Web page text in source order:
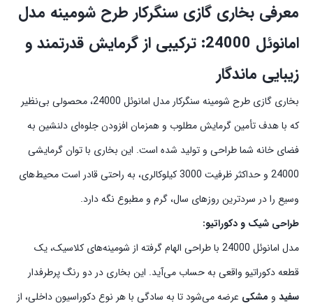
معرفی بخاری گازی سنگرکار طرح شومینه مدل
امانوئل 24000: ترکیبی از گرمایش قدرتمند و
زیبایی ماندگار
بخاری گازی طرح شومینه سنگرکار مدل امانوئل 24000، محصولی بی‌نظیر
که با هدف تأمین گرمایش مطلوب و همزمان افزودن جلوه‌ای دلنشین به
فضای خانه شما طراحی و تولید شده است. این بخاری با توان گرمایشی
24000 و حداکثر ظرفیت 3000 کیلوکالری، به راحتی قادر است محیط‌های
وسیع را در سردترین روزهای سال، گرم و مطبوع نگه دارد.
طراحی شیک و دکوراتیو:
مدل امانوئل 24000 با طراحی الهام گرفته از شومینه‌های کلاسیک، یک
قطعه دکوراتیو واقعی به حساب می‌آید. این بخاری در دو رنگ پرطرفدار
سفید و مشکی عرضه می‌شود تا به سادگی با هر نوع دکوراسیون داخلی، از